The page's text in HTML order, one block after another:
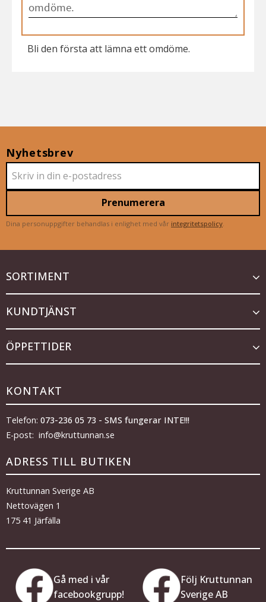
Bli den första att lämna ett omdöme.
Nyhetsbrev
Prenumerera
Dina personuppgifter behandlas i enlighet med vår integritetspolicy
SORTIMENT
KUNDTJÄNST
ÖPPETTIDER
KONTAKT
Telefon: 073-236 05 73 - SMS fungerar INTE!!!
E-post: info@kruttunnan.se
ADRESS TILL BUTIKEN
Kruttunnan Sverige AB
Nettovägen 1
175 41 Järfälla
Gå med i vår
facebookgrupp!
Följ Kruttunnan
Sverige AB